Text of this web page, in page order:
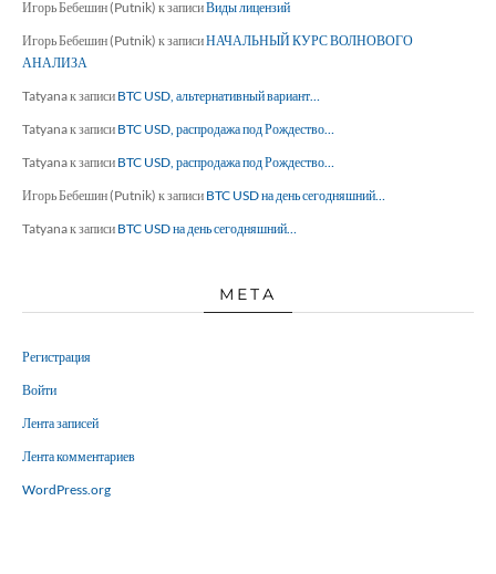
Игорь Бебешин (Putnik) к записиВиды лицензий
Игорь Бебешин (Putnik) к записиНАЧАЛЬНЫЙ КУРС ВОЛНОВОГО
АНАЛИЗА
Tatyanaк записи BTC USD, альтернативный вариант…
Tatyanaк записи BTC USD, распродажа под Рождество…
Tatyanaк записи BTC USD, распродажа под Рождество…
Игорь Бебешин (Putnik) к записи BTC USD на день сегодняшний…
Tatyanaк записи BTC USD на день сегодняшний…
МЕТА
Регистрация
Войти
Лента записей
Лента комментариев
WordPress.org